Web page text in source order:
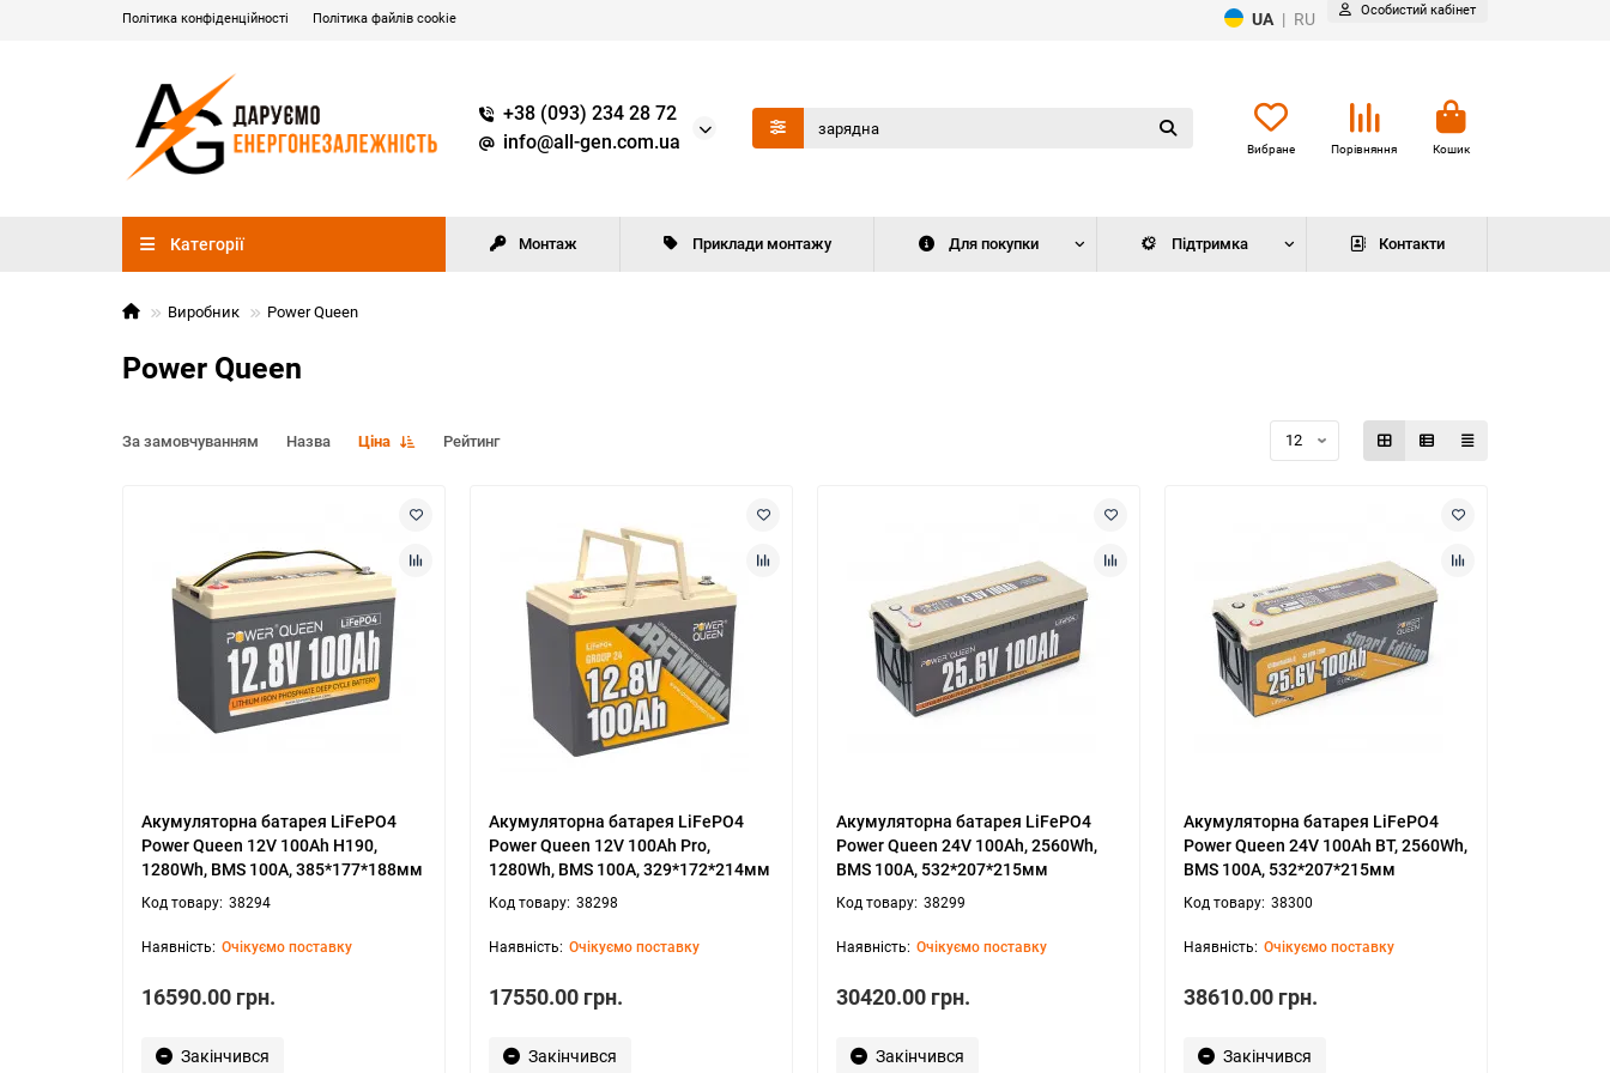
Політика конфіденційності Політика файлів cookie UA | RU Особистий кабінет
+38 (093) 234 28 72
info@all-gen.com.ua
Вибране Порівняння Кошик
Категорії Монтаж Приклади монтажу Для покупки Підтримка Контакти
Виробник Power Queen
Power Queen
За замовчуванням Назва Ціна Рейтинг
Акумуляторна батарея LiFePO4
Power Queen 12V 100Ah H190,
1280Wh, BMS 100A, 385*177*188мм
38294
Очікуємо поставку
16590.00 грн.
Закінчився
Акумуляторна батарея LiFePO4
Power Queen 12V 100Ah Pro,
1280Wh, BMS 100A, 329*172*214мм
38298
Очікуємо поставку
17550.00 грн.
Закінчився
Акумуляторна батарея LiFePO4
Power Queen 24V 100Ah, 2560Wh,
BMS 100A, 532*207*215мм
38299
Очікуємо поставку
30420.00 грн.
Закінчився
Акумуляторна батарея LiFePO4
Power Queen 24V 100Ah BT, 2560Wh,
BMS 100A, 532*207*215мм
38300
Очікуємо поставку
38610.00 грн.
Закінчився